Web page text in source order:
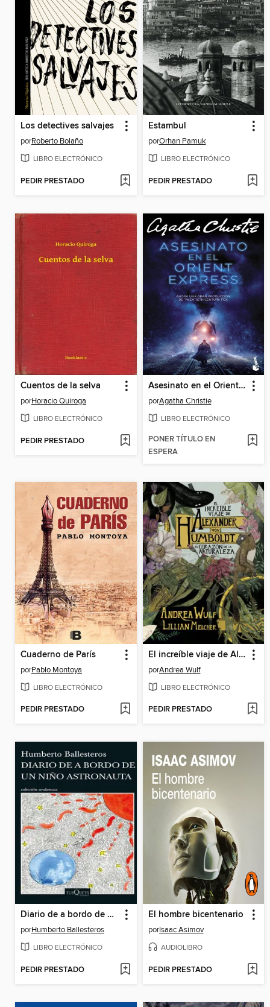
Los detectives salvajes
porRoberto Bolaño
LIBRO ELECTRÓNICO
PEDIR PRESTADO
Estambul
porOrhan Pamuk
LIBRO ELECTRÓNICO
PEDIR PRESTADO
Cuentos de la selva
porHoracio Quiroga
LIBRO ELECTRÓNICO
PEDIR PRESTADO
Asesinato en el Orient Express
porAgatha Christie
LIBRO ELECTRÓNICO
PONER TÍTULO EN
ESPERA
Cuaderno de París
porPablo Montoya
LIBRO ELECTRÓNICO
PEDIR PRESTADO
El increíble viaje de Alexander von Humboldt al corazón de la naturaleza
porAndrea Wulf
LIBRO ELECTRÓNICO
PEDIR PRESTADO
Diario de a bordo de un niño astronauta
porHumberto Ballesteros
LIBRO ELECTRÓNICO
PEDIR PRESTADO
El hombre bicentenario
porIsaac Asimov
AUDIOLIBRO
PEDIR PRESTADO